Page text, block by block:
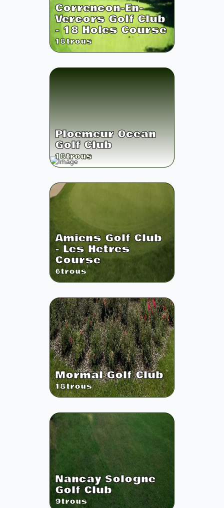
Correncon-En-
Vercors Golf Club
- 18 Holes Course
18trous
Ploemeur Ocean
Golf Club
18trous
Amiens Golf Club
- Les Hetres
Course
6trous
Mormal Golf Club
18trous
Nancay Sologne
Golf Club
9trous